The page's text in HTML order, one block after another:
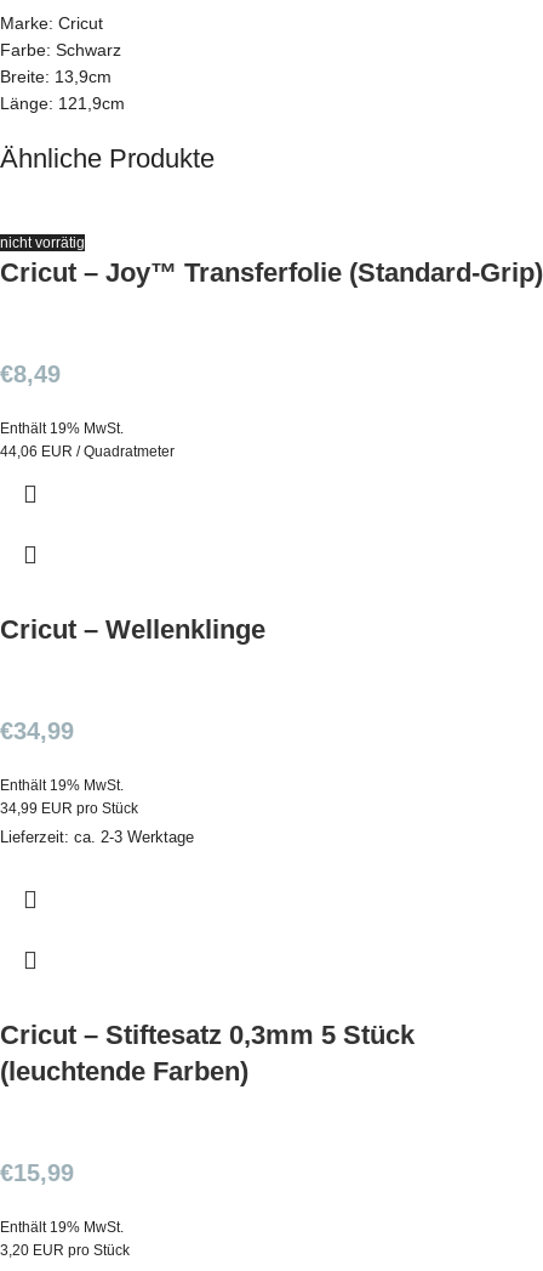
Marke: Cricut
Farbe: Schwarz
Breite: 13,9cm
Länge: 121,9cm
Ähnliche Produkte
nicht vorrätig
Cricut – Joy™ Transferfolie (Standard-Grip)
€8,49
Enthält 19% MwSt.
44,06 EUR / Quadratmeter
Cricut – Wellenklinge
€34,99
Enthält 19% MwSt.
34,99 EUR pro Stück
Lieferzeit: ca. 2-3 Werktage
Cricut – Stiftesatz 0,3mm 5 Stück
(leuchtende Farben)
€15,99
Enthält 19% MwSt.
3,20 EUR pro Stück